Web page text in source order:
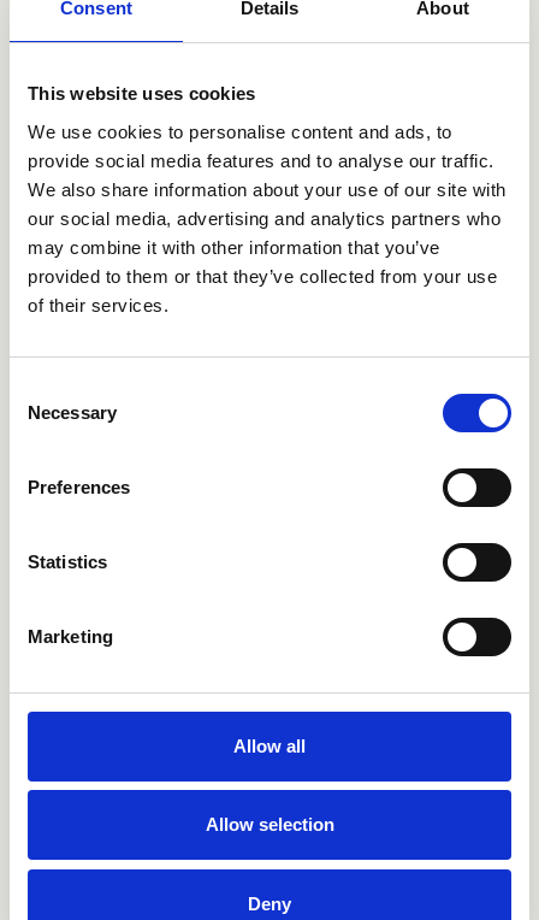
Consent Details About
This website uses cookies
We use cookies to personalise content and ads, to
provide social media features and to analyse our traffic.
We also share information about your use of our site with
our social media, advertising and analytics partners who
may combine it with other information that you’ve
provided to them or that they’ve collected from your use
of their services.
Selection
Necessary
Preferences
Statistics
Marketing
Allow all
Allow selection
Deny